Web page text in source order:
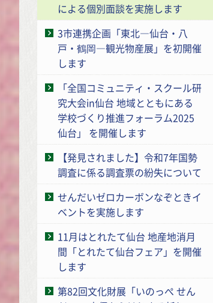
による個別面談を実施します
3市連携企画「東北―仙台・八
戸・鶴岡―観光物産展」を初開催
します
「全国コミュニティ・スクール研
究大会in仙台 地域とともにある
学校づくり推進フォーラム2025
仙台」 を開催します
【発見されました】令和7年国勢
調査に係る調査票の紛失について
せんだいゼロカーボンなぞときイ
ベントを実施します
11月はとれたて仙台 地産地消月
間「とれたて仙台フェア」を開催
します
第82回文化財展「いのっぺ せん